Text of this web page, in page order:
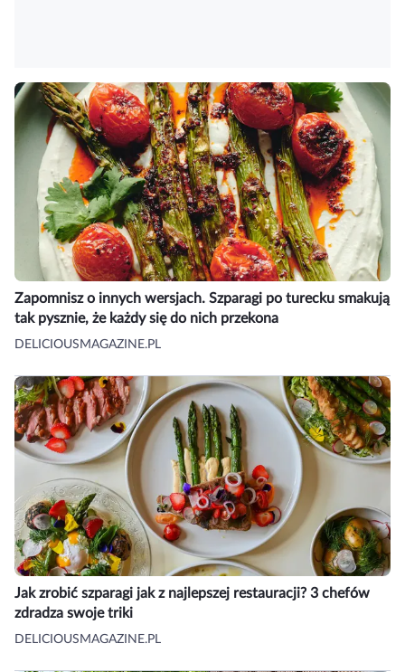
Zapomnisz o innych wersjach. Szparagi po turecku smakują
tak pysznie, że każdy się do nich przekona
DELICIOUSMAGAZINE.PL
Jak zrobić szparagi jak z najlepszej restauracji? 3 chefów
zdradza swoje triki
DELICIOUSMAGAZINE.PL